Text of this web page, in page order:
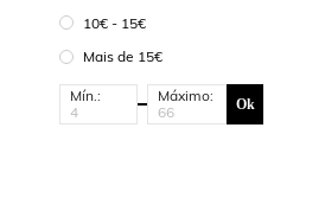
10€ - 15€
Mais de 15€
Mín.: Máximo: Ok